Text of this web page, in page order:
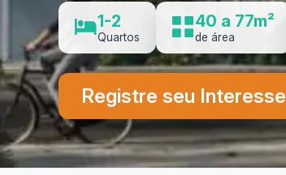
1-2
Quartos
40 a 77m²
de área
Registre seu Interesse